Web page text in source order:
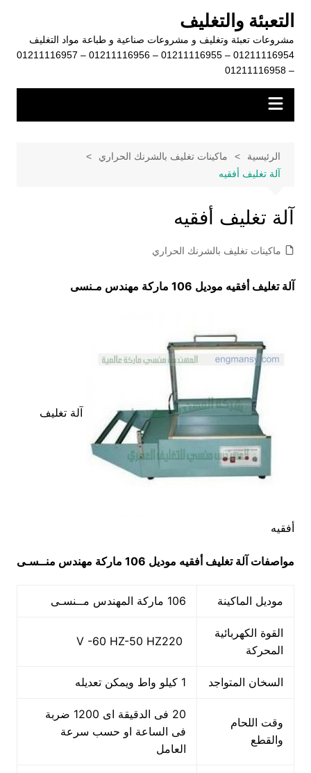
المحتوى
التعبئة والتغليف
مشروعات تعبئة وتغليف و مشروعات صناعية و طباعة مواد التغليف
01211116954 – 01211116955 – 01211116956 – 01211116957
– 01211116958
الرئيسية
ماكينات تغليف بالشرنك الحراري
آلة تغليف أفقيه
آلة تغليف أفقيه
ماكينات تغليف بالشرنك الحراري
آلة تغليف أفقيه موديل 106 ماركة مهندس مـنسى
آلة تغليف
أفقيه
مواصفات آلة تغليف أفقيه موديل 106 ماركة مهندس منــسـى
موديل الماكينة 106 ماركة المهندس مــنسـى
القوة الكهربائية
المحركة
السخان المتواجد 1 كيلو واط ويمكن تعديله
وقت اللحام
والقطع
20 فى الدقيقة اى 1200 ضربة
فى الساعة او حسب سرعة
العامل